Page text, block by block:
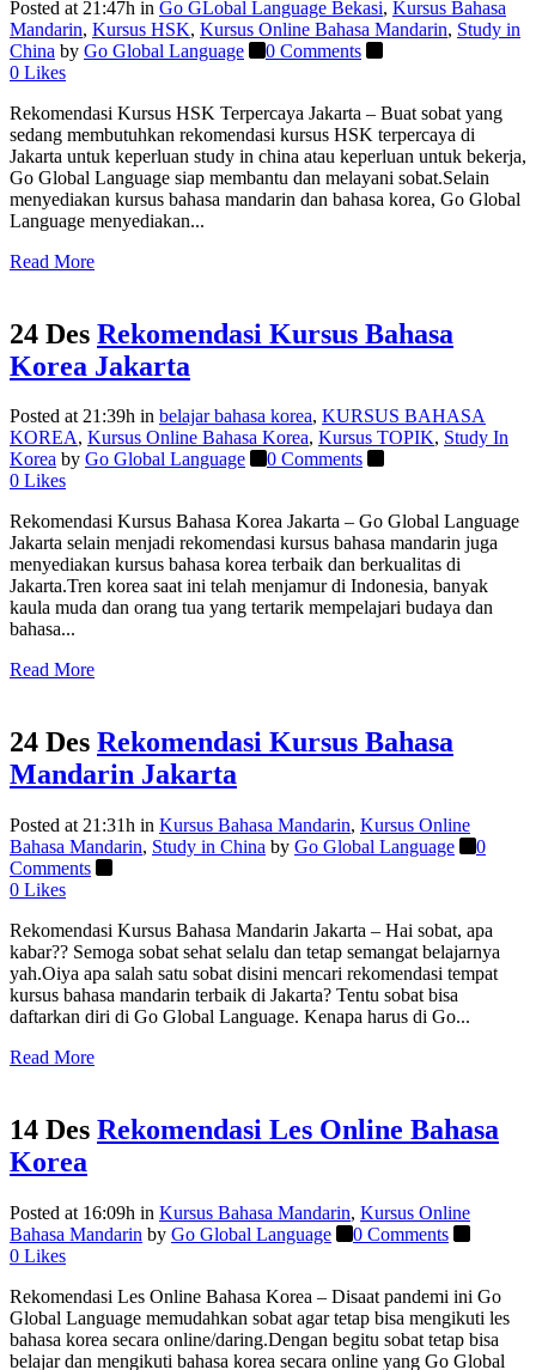
Posted at 21:47h in Go GLobal Language Bekasi, Kursus Bahasa
Mandarin, Kursus HSK, Kursus Online Bahasa Mandarin, Study in
China by Go Global Language
0 Comments
0 Likes
Rekomendasi Kursus HSK Terpercaya Jakarta – Buat sobat yang
sedang membutuhkan rekomendasi kursus HSK terpercaya di
Jakarta untuk keperluan study in china atau keperluan untuk bekerja,
Go Global Language siap membantu dan melayani sobat.Selain
menyediakan kursus bahasa mandarin dan bahasa korea, Go Global
Language menyediakan...
Read More
24 Des Rekomendasi Kursus Bahasa
Korea Jakarta
Posted at 21:39h in belajar bahasa korea, KURSUS BAHASA
KOREA, Kursus Online Bahasa Korea, Kursus TOPIK, Study In
Korea by Go Global Language
0 Comments
0 Likes
Rekomendasi Kursus Bahasa Korea Jakarta – Go Global Language
Jakarta selain menjadi rekomendasi kursus bahasa mandarin juga
menyediakan kursus bahasa korea terbaik dan berkualitas di
Jakarta.Tren korea saat ini telah menjamur di Indonesia, banyak
kaula muda dan orang tua yang tertarik mempelajari budaya dan
bahasa...
Read More
24 Des Rekomendasi Kursus Bahasa
Mandarin Jakarta
Posted at 21:31h in Kursus Bahasa Mandarin, Kursus Online
Bahasa Mandarin, Study in China by Go Global Language
0
Comments
0 Likes
Rekomendasi Kursus Bahasa Mandarin Jakarta – Hai sobat, apa
kabar?? Semoga sobat sehat selalu dan tetap semangat belajarnya
yah.Oiya apa salah satu sobat disini mencari rekomendasi tempat
kursus bahasa mandarin terbaik di Jakarta? Tentu sobat bisa
daftarkan diri di Go Global Language. Kenapa harus di Go...
Read More
14 Des Rekomendasi Les Online Bahasa
Korea
Posted at 16:09h in Kursus Bahasa Mandarin, Kursus Online
Bahasa Mandarin by Go Global Language
0 Comments
0 Likes
Rekomendasi Les Online Bahasa Korea – Disaat pandemi ini Go
Global Language memudahkan sobat agar tetap bisa mengikuti les
bahasa korea secara online/daring.Dengan begitu sobat tetap bisa
belajar dan mengikuti bahasa korea secara online yang Go Global